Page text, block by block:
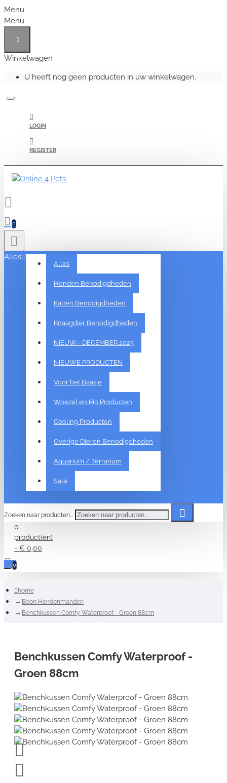
Menu
Menu
Winkelwagen
U heeft nog geen producten in uw winkelwagen.
LOGIN
REGISTER
0
Alles
Alles
Honden Benodigdheden
Katten Benodigdheden
Knaagdier Benodigdheden
NIEUW - DECEMBER 2025
NIEUWE PRODUCTEN
Voor het Baasje
Woezel en Pip Producten
Cooling Producten
Overige Dieren Benodigdheden
Aquarium / Terrarium
Sale
Zoeken naar producten...
0
product(en)
- € 0,00
0
home
Boon Hondenmanden
Benchkussen Comfy Waterproof - Groen 88cm
Benchkussen Comfy Waterproof -
Groen 88cm